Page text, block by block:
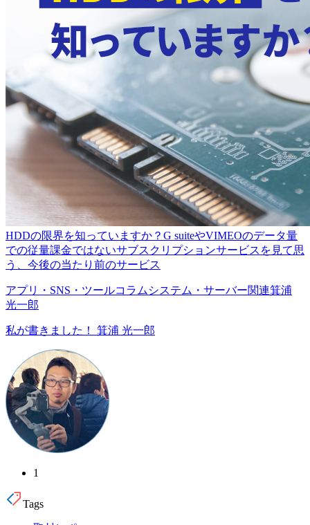
HDDの限界を知っていますか？G suiteやVIMEOのデータ量
での従量課金ではないサブスクリプションサービスを見て思
う、今後の当たり前のサービス
アプリ・SNS・ツールコラム システム・サーバー関連箕浦
光一郎
私が書きました！ 箕浦 光一郎
1
Tags